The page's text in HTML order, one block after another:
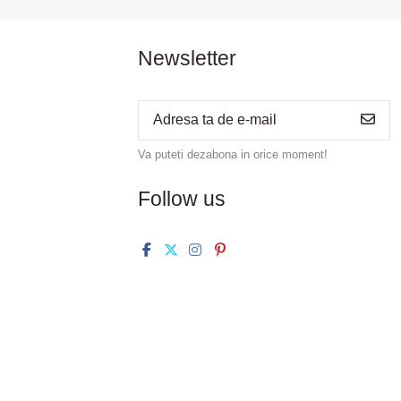
Newsletter
Va puteti dezabona in orice moment!
Follow us